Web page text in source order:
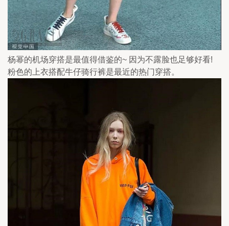
杨幂的机场穿搭是最值得借鉴的~ 因为不露脸也足够好看!
粉色的上衣搭配牛仔骑行裤是最近的热门穿搭。